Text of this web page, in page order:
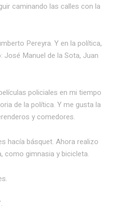
caminando las calles con la
Pereyra. Y en la política,
Manuel de la Sota, Juan
policiales en mi tiempo
de la política. Y me gusta la
y comedores.
hacía básquet. Ahora realizo
como gimnasia y bicicleta.